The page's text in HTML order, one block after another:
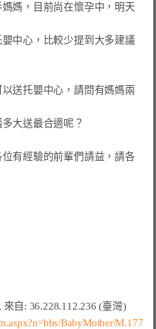
媽，目前尚在懷孕中，明天
中心，比較少提到大多建議
送托嬰中心，請問有媽媽兩
大送最合適呢？
有經驗的前輩們請益，請各
※ 發信站: 批踢踢實業坊(ptt.cc), 來自: 36.228.112.236 (臺灣)
BabyMother/M.177